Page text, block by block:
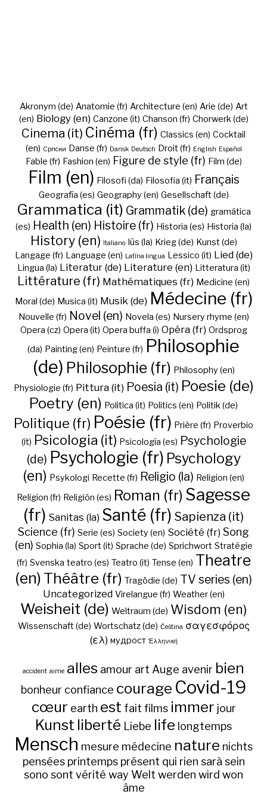
Akronym (de) Anatomie (fr) Architecture (en) Arie (de) Art
(en) Biology (en) Canzone (it) Chanson (fr) Chorwerk (de)
Cinema (it) Cinéma (fr) Classics (en) Cocktail
(en) Cрпски Danse (fr) Dansk Deutsch Droit (fr) English Español
Fable (fr) Fashion (en) Figure de style (fr) Film (de)
Film (en) Filosofi (da) Filosofia (it) Français
Geografía (es) Geography (en) Gesellschaft (de)
Grammatica (it) Grammatik (de) gramática
(es) Health (en) Histoire (fr) Historia (es) Historia (la)
History (en) Italiano Iūs (la) Krieg (de) Kunst (de)
Langage (fr) Language (en) Latīna lingua Lessico (it) Lied (de)
Lingua (la) Literatur (de) Literature (en) Litteratura (it)
Littérature (fr) Mathématiques (fr) Medicine (en)
Moral (de) Musica (it) Musik (de) Médecine (fr)
Nouvelle (fr) Novel (en) Novela (es) Nursery rhyme (en)
Opera (cz) Opera (it) Opera buffa (i) Opéra (fr) Ordsprog
(da) Painting (en) Peinture (fr) Philosophie
(de) Philosophie (fr) Philosophy (en)
Physiologie (fr) Pittura (it) Poesia (it) Poesie (de)
Poetry (en) Politica (it) Politics (en) Politik (de)
Politique (fr) Poésie (fr) Prière (fr) Proverbio
(it) Psicologia (it) Psicología (es) Psychologie
(de) Psychologie (fr) Psychology
(en) Psykologi Recette (fr) Religio (la) Religion (en)
Religion (fr) Religión (es) Roman (fr) Sagesse
(fr) Sanitas (la) Santé (fr) Sapienza (it)
Science (fr) Serie (es) Society (en) Société (fr) Song
(en) Sophia (la) Sport (it) Sprache (de) Sprichwort Stratégie
(fr) Svenska teatro (es) Teatro (it) Tense (en) Theatre
(en) Théâtre (fr) Tragödie (de) TV series (en)
Uncategorized Virelangue (fr) Weather (en)
Weisheit (de) Weltraum (de) Wisdom (en)
Wissenschaft (de) Wortschatz (de) Čeština σαγεσφόρος
(ελ) мудрост Ἑλληνική
accident aime alles amour art Auge avenir bien
bonheur confiance courage Covid-19
cœur earth est fait films immer jour
Kunst liberté Liebe life longtemps
Mensch mesure médecine nature nichts
pensées printemps présent qui rien sarà sein
sono sont vérité way Welt werden wird won
âme